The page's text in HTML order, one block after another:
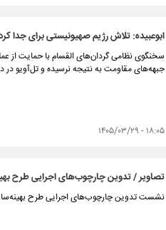
ابوعبیده: تلاش رژیم صهیونیستی برای جدا
سخنگوی نظامی گردان‌های القسام با حمایت از
جبهه‌های مقاومت به نتیجه نرسیده و تل‌آویو در
۱۸:۰۵ - ۱۴۰۵/۰۳/۲۹
تصاویر / تدوین چارچوب‌های اجرایی طرح
نشست تدوین چارچوب‌های اجرایی طرح